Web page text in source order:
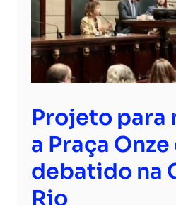
Projeto para
a Praça Onze
debatido na
Rio